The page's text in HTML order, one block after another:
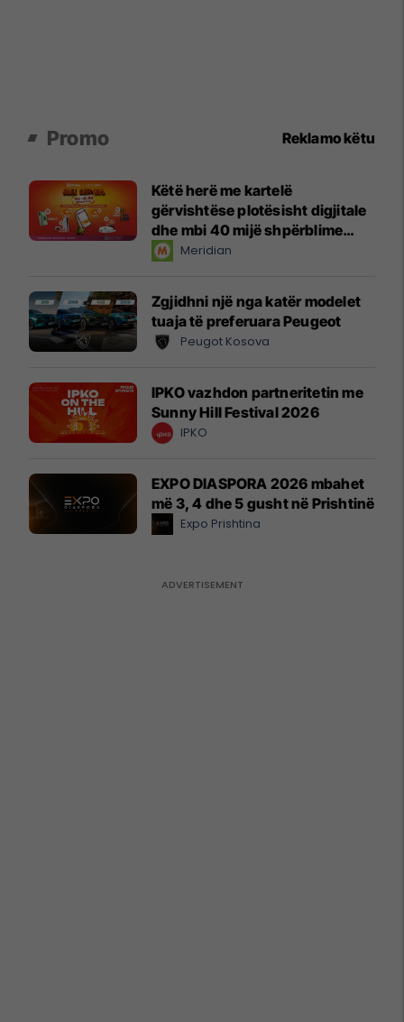
Promo Reklamo këtu
Këtë herë me kartelë
gërvishtëse plotësisht digjitale
dhe mbi 40 mijë shpërblime
instant!Meridian
Zgjidhni një nga katër modelet
tuaja të preferuara Peugeot
Peugot Kosova
IPKO vazhdon partneritetin me
Sunny Hill Festival 2026
IPKO
EXPO DIASPORA 2026 mbahet
më 3, 4 dhe 5 gusht në Prishtinë
Expo Prishtina